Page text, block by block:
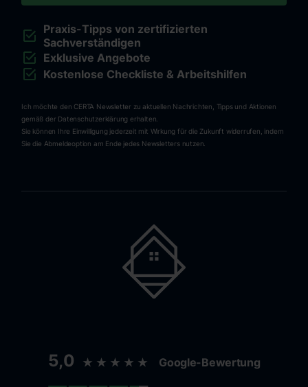
Praxis-Tipps von zertifizierten
Sachverständigen
Exklusive Angebote
Kostenlose Checkliste & Arbeitshilfen
Ich möchte den CERTA Newsletter zu aktuellen Nachrichten, Tipps und Aktionen
gemäß der Datenschutzerklärung erhalten.
Sie können Ihre Einwilligung jederzeit mit Wirkung für die Zukunft widerrufen, indem
Sie die Abmeldeoption am Ende jedes Newsletters nutzen.
5,0 ★★★★★ Google-Bewertung